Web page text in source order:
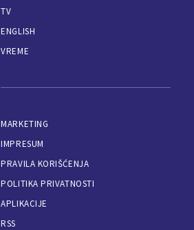
TV
ENGLISH
VREME
MARKETING
IMPRESUM
PRAVILA KORIŠĆENJA
POLITIKA PRIVATNOSTI
APLIKACIJE
RSS